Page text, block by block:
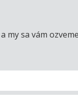
my sa vám